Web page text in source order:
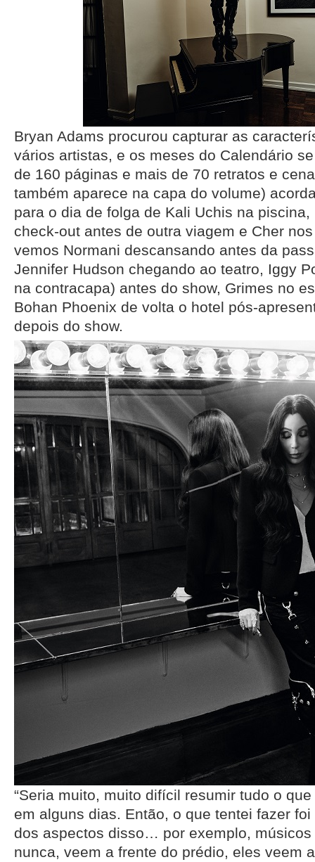
Bryan Adams procurou capturar as
vários artistas, e os meses do Calendário
de 160 páginas e mais de 70 retratos e
também aparece na capa do volume)
para o dia de folga de Kali Uchis na
check-out antes de outra viagem e Cher
vemos Normani descansando antes da
Jennifer Hudson chegando ao teatro, Iggy
na contracapa) antes do show, Grimes no
Bohan Phoenix de volta o hotel pós-
depois do show.
“Seria muito, muito difícil resumir tudo o
em alguns dias. Então, o que tentei fazer
dos aspectos disso… por exemplo, músicos
nunca, veem a frente do prédio, eles veem